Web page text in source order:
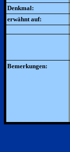
Denkmal:
erwähnt auf:
Bemerkungen: